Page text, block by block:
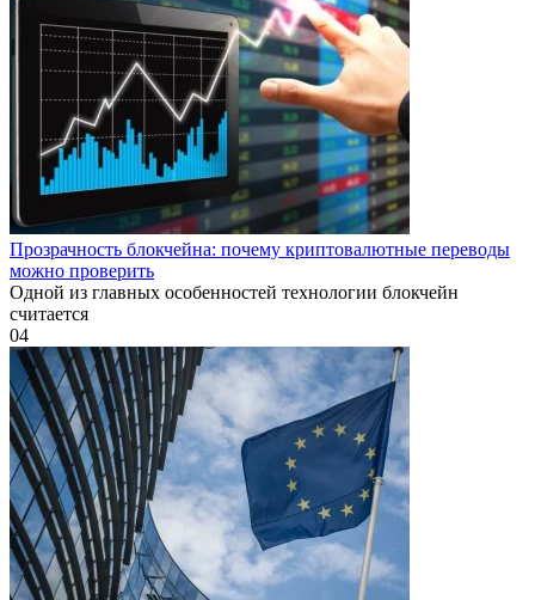
Прозрачность блокчейна: почему криптовалютные переводы
можно проверить
Одной из главных особенностей технологии блокчейн
считается
04